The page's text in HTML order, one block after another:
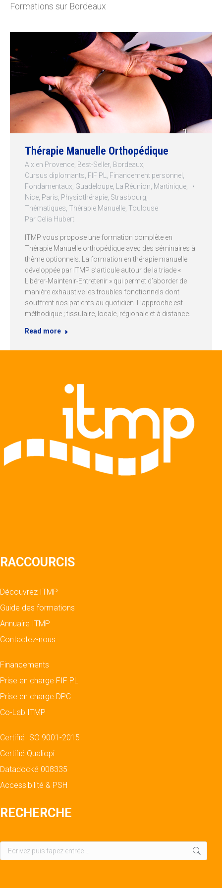
Formations sur Bordeaux
Thérapie Manuelle Orthopédique
Aix en Provence Best-Seller Bordeaux
Cursus diplomants FIF PL Financement personnel
Fondamentaux Guadeloupe La Réunion Martinique
Nice Paris Physiothérapie Strasbourg
Thématiques Thérapie Manuelle Toulouse
Par Celia Hubert
ITMP vous propose une formation complète en
Thérapie Manuelle orthopédique avec des séminaires à
thème optionnels. La formation en thérapie manuelle
développée par ITMP s’articule autour de la triade «
Libérer-Maintenir-Entretenir » qui permet d’aborder de
manière exhaustive les troubles fonctionnels dont
souffrent nos patients au quotidien. L’approche est
méthodique ; tissulaire, locale, régionale et à distance.
Read more
RACCOURCIS
Découvrez ITMP
Guide des formations
Annuaire ITMP
Contactez-nous
Financements
Prise en charge FIF PL
Prise en charge DPC
Co-Lab ITMP
Certifié ISO 9001-2015
Certifié Qualiopi
Datadocké 008335
Accessibilité & PSH
RECHERCHE
Recherche
: